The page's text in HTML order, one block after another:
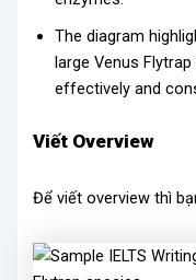
The diagram
large Venus
effectively and
Viết Overview
Để viết overview thì